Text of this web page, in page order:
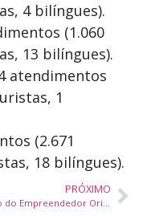
4 bilíngues).
(1.060
13 bilíngues).
atendimentos
1
(2.671
18 bilíngues).
PRÓXIMO
Espaço do Empreendedor Orienta MEIs sobre Inclusão do CRT 4 em Notas Fiscais Eletrônicas